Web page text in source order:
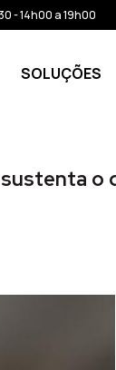
- 14h00 a 19h00
SOLUÇÕES
o